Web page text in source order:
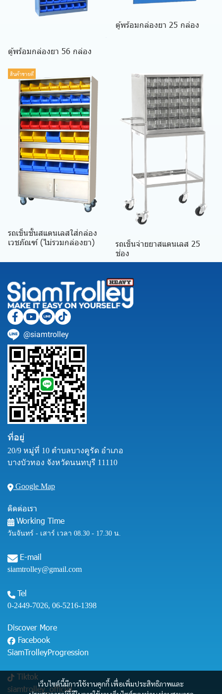
ตู้พร้อมกล่องยา 56 กล่อง
ตู้พร้อมกล่องยา 25 กล่อง
สินค้าขายดี
รถเข็นชั้นสแตนเลสใส่กล่อง
เวชภัณฑ์ (ไม่รวมกล่องยา)
รถเข็นจ่ายยาสแตนเลส 25
ช่อง
เว็บไซต์นี้มีการใช้งานคุกกี้ เพื่อเพิ่มประสิทธิภาพและ
@siamtrolley
ที่อยู่
20/9 หมู่ที่ 10 ตำบลบางคูรัด อำเภอ
บางบัวทอง จังหวัดนนทบุรี 11110
Google Map
ติดต่อเรา
Working Time
วันจันทร์ - เสาร์ เวลา 08.30 - 17.30 น.
E-mail
siamtrolley@gmail.com
Tel
0-2449-7026, 06-5216-1398
Discover More
Facebook
SiamTrolleyProgression
Tiktok
siamtrolley_official